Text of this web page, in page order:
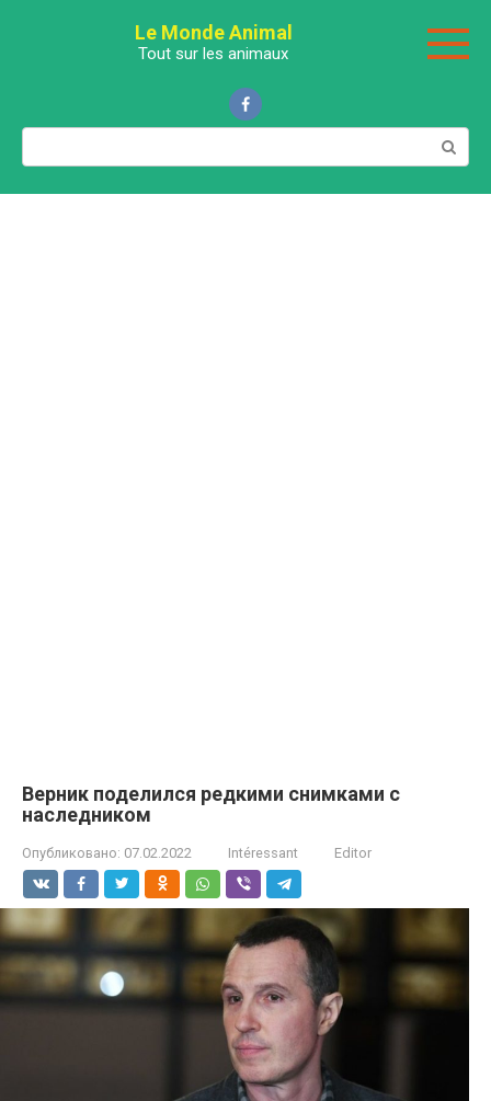
Le Monde Animal
Tout sur les animaux
Поиск:
Верник поделился редкими снимками с
наследником
Опубликовано: 07.02.2022 Intéressant Editor